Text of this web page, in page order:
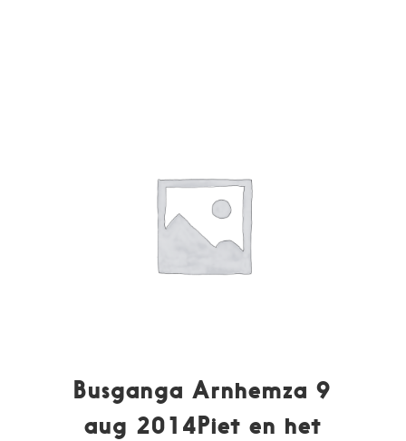
Busganga Arnhemza 9
aug 2014Piet en het